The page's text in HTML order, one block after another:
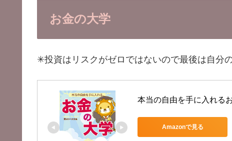
お金の大学
✳︎投資はリスクがゼロではないので最後は自分
本当の自由を手に入れる
Amazonで見る